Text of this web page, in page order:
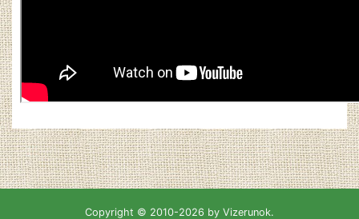
Copyright © 2010-2026 by Vizerunok.